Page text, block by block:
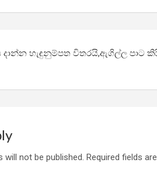
e
a
ar
දාන්න හැඳුනුම්පත විතරයි,ඇගිල්ල පාට
will not be published. Required fields